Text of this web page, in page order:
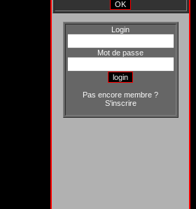
Login
Mot de passe
Pas encore membre ?
S'inscrire